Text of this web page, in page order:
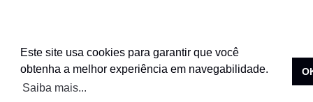
Este site usa cookies para garantir que você
obtenha a melhor experiência em navegabilidade.
Saiba mais...